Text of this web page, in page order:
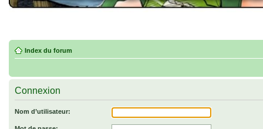
Index du forum
Connexion
Nom d’utilisateur: